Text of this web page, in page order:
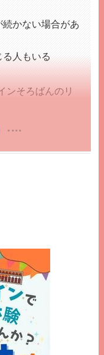
かない場合があ
人もいる
ンそろばんのリ